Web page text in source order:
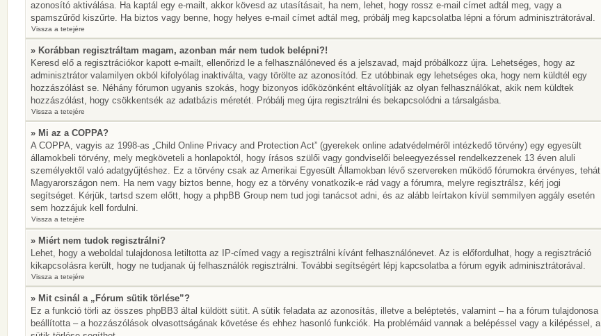
azonosító aktiválása. Ha kaptál egy e-mailt, akkor kövesd az utasításait, ha nem, lehet, hogy rossz e-mail címet adtál meg, vagy a
spamszűrőd kiszűrte. Ha biztos vagy benne, hogy helyes e-mail címet adtál meg, próbálj meg kapcsolatba lépni a fórum adminisztrátorával.
Vissza a tetejére
» Korábban regisztráltam magam, azonban már nem tudok belépni?!
Keresd elő a regisztrációkor kapott e-mailt, ellenőrizd le a felhasználóneved és a jelszavad, majd próbálkozz újra. Lehetséges, hogy az
adminisztrátor valamilyen okból kifolyólag inaktiválta, vagy törölte az azonosítód. Ez utóbbinak egy lehetséges oka, hogy nem küldtél egy
hozzászólást se. Néhány fórumon ugyanis szokás, hogy bizonyos időközönként eltávolítják az olyan felhasználókat, akik nem küldtek
hozzászólást, hogy csökkentsék az adatbázis méretét. Próbálj meg újra regisztrálni és bekapcsolódni a társalgásba.
Vissza a tetejére
» Mi az a COPPA?
A COPPA, vagyis az 1998-as „Child Online Privacy and Protection Act” (gyerekek online adatvédelméről intézkedő törvény) egy egyesült
államokbeli törvény, mely megköveteli a honlapoktól, hogy írásos szülői vagy gondviselői beleegyezéssel rendelkezzenek 13 éven aluli
személyektől való adatgyűjtéshez. Ez a törvény csak az Amerikai Egyesült Államokban lévő szervereken működő fórumokra érvényes, tehát
Magyarországon nem. Ha nem vagy biztos benne, hogy ez a törvény vonatkozik-e rád vagy a fórumra, melyre regisztrálsz, kérj jogi
segítséget. Kérjük, tartsd szem előtt, hogy a phpBB Group nem tud jogi tanácsot adni, és az alább leírtakon kívül semmilyen aggály esetén
sem hozzájuk kell fordulni.
Vissza a tetejére
» Miért nem tudok regisztrálni?
Lehet, hogy a weboldal tulajdonosa letiltotta az IP-címed vagy a regisztrálni kívánt felhasználónevet. Az is előfordulhat, hogy a regisztráció
kikapcsolásra került, hogy ne tudjanak új felhasználók regisztrálni. További segítségért lépj kapcsolatba a fórum egyik adminisztrátorával.
Vissza a tetejére
» Mit csinál a „Fórum sütik törlése”?
Ez a funkció törli az összes phpBB3 által küldött sütit. A sütik feladata az azonosítás, illetve a beléptetés, valamint – ha a fórum tulajdonosa
beállította – a hozzászólások olvasottságának követése és ehhez hasonló funkciók. Ha problémáid vannak a belépéssel vagy a kilépéssel, a